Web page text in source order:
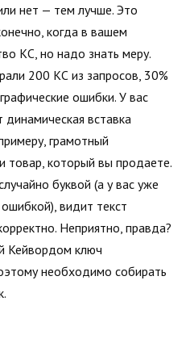
нет — тем лучше. Это
когда в вашем
КС, но надо знать меру.
200 КС из запросов, 30%
ошибки. У вас
динамическая вставка
грамотный
товар, который вы продаете.
буквой (а у вас уже
видит текст
Неприятно, правда?
Кейвордом ключ
необходимо собирать